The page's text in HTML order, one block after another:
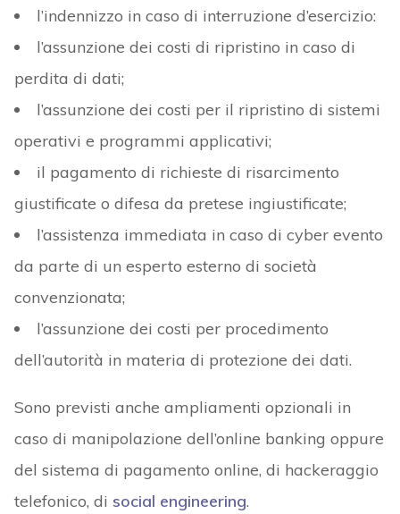
l’indennizzo in caso di interruzione d’esercizio:
l’assunzione dei costi di ripristino in caso di
perdita di dati;
l’assunzione dei costi per il ripristino di sistemi
operativi e programmi applicativi;
il pagamento di richieste di risarcimento
giustificate o difesa da pretese ingiustificate;
l’assistenza immediata in caso di cyber evento
da parte di un esperto esterno di società
convenzionata;
l’assunzione dei costi per procedimento
dell’autorità in materia di protezione dei dati.
Sono previsti anche ampliamenti opzionali in
caso di manipolazione dell’online banking oppure
del sistema di pagamento online, di hackeraggio
telefonico, di social engineering.